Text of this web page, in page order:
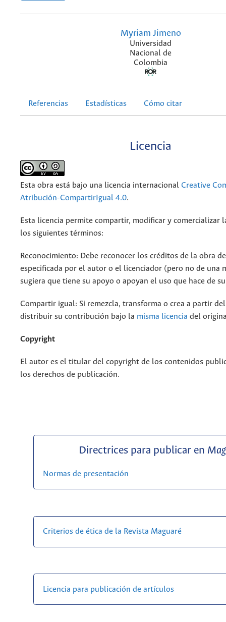
Myriam Jimeno
Universidad
Nacional de
Colombia
Referencias Estadísticas Cómo citar
Licencia
Esta obra está bajo una licencia internacional Creative
Atribución-CompartirIgual 4.0.
Esta licencia permite compartir, modificar y comercializar
los siguientes términos:
Reconocimiento: Debe reconocer los créditos de la obra
especificada por el autor o el licenciador (pero no de una
sugiera que tiene su apoyo o apoyan el uso que hace de
Compartir igual: Si remezcla, transforma o crea a partir
distribuir su contribución bajo la misma licencia del
Copyright
El autor es el titular del copyright de los contenidos
los derechos de publicación.
Directrices para publicar en
Normas de presentación
Criterios de ética de la Revista Maguaré
Licencia para publicación de artículos